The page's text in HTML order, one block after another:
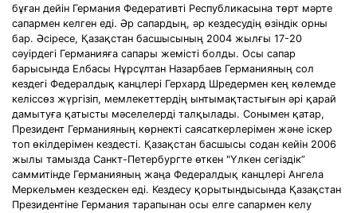
бұған дейін Германия Федеративті Республикасына төрт мәрте
сапармен келген еді. Әр сапардың, әр кездесудің өзіндік орны
бар. Әсіресе, Қазақстан басшысының 2004 жылғы 17-20
сәуірдегі Германияға сапары жемісті болды. Осы сапар
барысында Елбасы Нұрсұлтан Назарбаев Германияның сол
кездегі Федералдық канцлері Герхард Шредермен кең көлемде
келіссөз жүргізіп, мемлекеттердің ынтымақтастығын әрі қарай
дамытуға қатысты мәселелерді талқылады. Сонымен қатар,
Президент Германияның көрнекті саясаткерлерімен және іскер
топ өкілдерімен кездесті. Қазақстан басшысы содан кейін 2006
жылы тамызда Санкт-Петербургте өткен "Үлкен сегіздік”
саммитінде Германияның жаңа Федералдық канцлері Ангела
Меркельмен кездескен еді. Кездесу қорытындысында Қазақстан
Президентіне Германия тарапынан осы елге сапармен келу